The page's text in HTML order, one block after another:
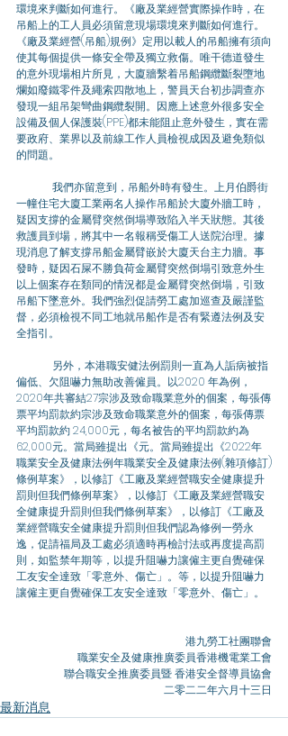
環境來判斷如何進行。《廠及業經營實際操作時，在
吊船上的工人員必須留意現場環境來判斷如何進行。
《廠及業經營(吊船)規例》定用以載人的吊船擁有須向
使其每個提供一條安全帶及獨立救傷。唯干德道發生
的意外現場相片所見，大廈牆繫着吊船鋼纜斷裂墮地
爛如廢鐵零件及繩索四散地上，警員天台初步調查亦
發現一組吊架彎曲鋼纜裂開。因應上述意外很多安全
設備及個人保護裝(PPE)都未能阻止意外發生，實在需
要政府、業界以及前線工作人員檢視成因及避免類似
的問題。
一幢住宅大廈工業兩名人操作吊船於大廈外牆工時，
疑因支撐的金屬臂突然倒塌導致陷入半天狀態。其後
救護員到場，將其中一名報稱受傷工人送院治理。據
現消息了解支撐吊船金屬臂嵌於大廈天台主力牆。事
發時，疑因石屎不勝負荷金屬臂突然倒塌引致意外生
以上個案存在類同的情況都是金屬臂突然倒塌，引致
吊船下墜意外。我們強烈促請勞工處加巡查及嚴謹監
督，必須檢視不同工地就吊船作是否有緊遵法例及安
全指引。
偏低、欠阻嚇力無助改善僱員。以2020 年為例，
2020年共審結27宗涉及致命職業意外的個案，每張傳
票平均罰款約宗涉及致命職業意外的個案，每張傳票
平均罰款約 24,000元，每名被告的平均罰款約為
62,000元。當局雖提出《元。當局雖提出《2022年
職業安全及健康法例年職業安全及健康法例(雜項修訂)
條例草案》，以修訂《工廠及業經營職安全健康提升
罰則但我們條例草案》，以修訂《工廠及業經營職安
全健康提升罰則但我們條例草案》，以修訂《工廠及
業經營職安全健康提升罰則但我們認為修例一勞永
逸，促請福局及工處必須適時再檢討法或再度提高罰
則，如監禁年期等，以提升阻嚇力讓僱主更自覺確保
工友安全達致「零意外、傷亡」。等，以提升阻嚇力
讓僱主更自覺確保工友安全達致「零意外、傷亡」。
港九勞工社團聯會
職業安全及健康推廣委員香港機電業工會
聯合職安全推廣委員暨 香港安全督導員協會
二零二二年六月十三日
最新消息